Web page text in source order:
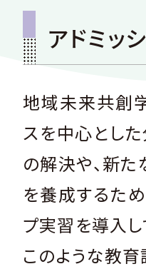
アドミッ
地域未来共創
スを中心とし
の解決や、新
を養成するた
プ実習を導入し
このような教